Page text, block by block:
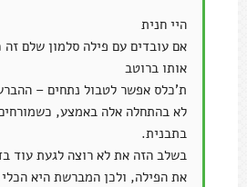
היי חנית
אם עובדים עם פילה סלמון שלם זה
אותו ברוטב
ת'כלס אפשר לטבול נתחים –
לא בהתחלה אלה באמצע,
בתבנית.
בשלב הזה את לא רוצה לגעת עוד
את הפילה, ולכן המברשת היא